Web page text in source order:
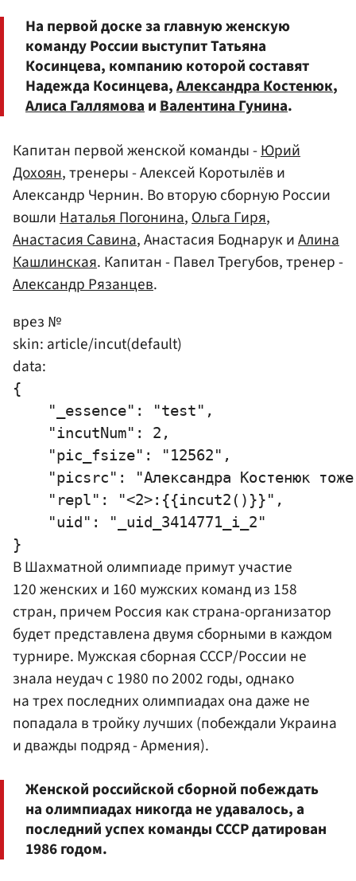
На первой доске за главную женскую
команду России выступит Татьяна
Косинцева, компанию которой составят
Надежда Косинцева,Александра Костенюк,
Алиса ГаллямоваиВалентина Гунина.
Капитан первой женской команды -Юрий
Дохоян, тренеры - Алексей Коротылёв и
Александр Чернин. Во вторую сборную России
вошлиНаталья Погонина,Ольга Гиря,
Анастасия Савина, Анастасия Боднарук иАлина
Кашлинская. Капитан - Павел Трегубов, тренер -
Александр Рязанцев.
врез №
skin: article/incut(default)
data:
{
    "_essence": "test",
    "incutNum": 2,
    "pic_fsize": "12562",
"picsrc": "Александра Костенюк
    "repl": "<2>:{{incut2()}}",
    "uid": "_uid_3414771_i_2"
В Шахматной олимпиаде примут участие
120 женских и 160 мужских команд из 158
стран, причем Россия как страна-организатор
будет представлена двумя сборными в каждом
турнире. Мужская сборная СССР/России не
знала неудач с 1980 по 2002 годы, однако
на трех последних олимпиадах она даже не
попадала в тройку лучших (побеждали Украина
и дважды подряд - Армения).
Женской российской сборной побеждать
на олимпиадах никогда не удавалось, а
последний успех команды СССР датирован
1986 годом.